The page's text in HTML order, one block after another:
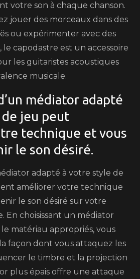
votre son à chaque chanson.
jouer des morceaux dans des
ou expérimenter avec des
le capodastre est un accessoire
les guitaristes acoustiques
musicale.
médiator adapté
jeu peut
technique et vous
le son désiré.
adapté à votre style de
améliorer votre technique
le son désiré sur votre
En choisissant un médiator
le matériau appropriés, vous
façon dont vous attaquez les
le timbre et la projection
plus épais offre une attaque